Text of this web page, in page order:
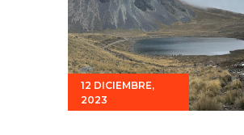
Promociones
Noticias
Para ti
Contacto
12 DICIEMBRE,
2023